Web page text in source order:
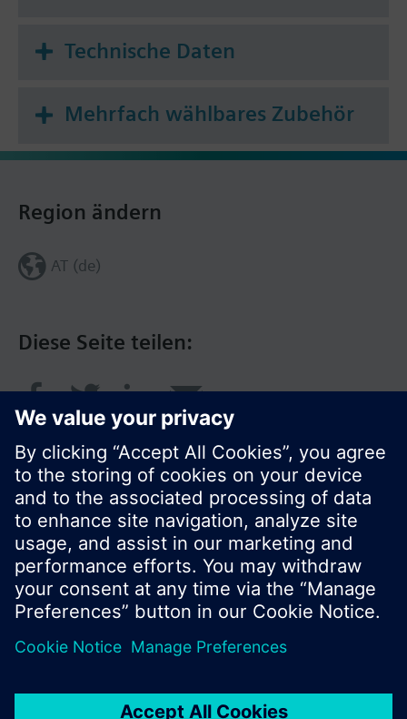
Technische Daten
Mehrfach wählbares Zubehör
Diese Seite teilen:
Region ändern
AT (de)
© Siemens Schweiz AG 2016
Produktangebot und Preise können pro Land